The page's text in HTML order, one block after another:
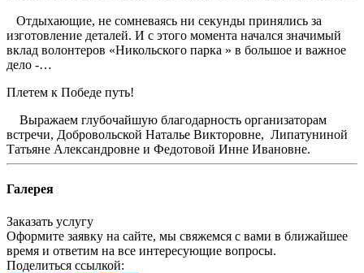
Отдыхающие, не сомневаясь ни секунды принялись за
изготовление деталей. И с этого момента начался значимый
вклад волонтеров «Никольского парка » в большое и важное
дело -…
Плетем к Победе путь!
Выражаем глубочайшую благодарность организаторам
встречи, Добровольской Наталье Викторовне, Липатуниной
Татьяне Александровне и Федотовой Инне Ивановне.
Галерея
Заказать услугу
Оформите заявку на сайте, мы свяжемся с вами в ближайшее
время и ответим на все интересующие вопросы.
Поделиться ссылкой: